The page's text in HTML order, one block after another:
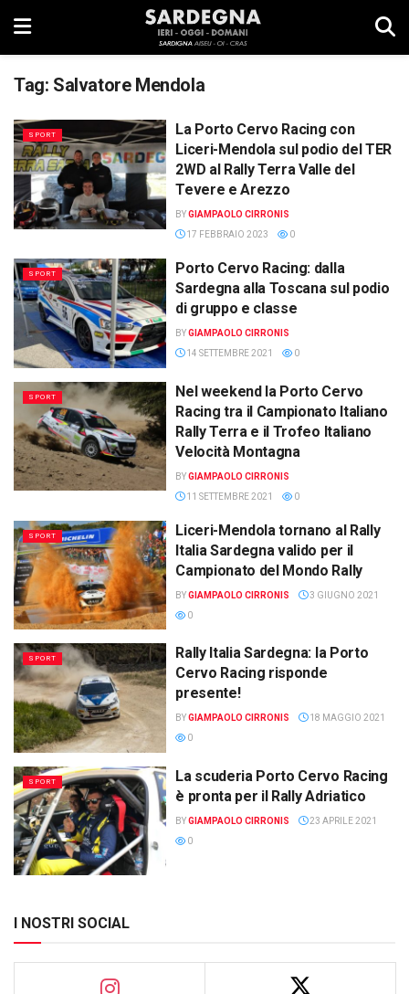
Tag: Salvatore Mendola
SPORT
La Porto Cervo Racing con
Liceri-Mendola sul podio del TER
2WD al Rally Terra Valle del
Tevere e Arezzo
BYGIAMPAOLO CIRRONIS
17 FEBBRAIO 2023
0
SPORT
Porto Cervo Racing: dalla
Sardegna alla Toscana sul podio
di gruppo e classe
BYGIAMPAOLO CIRRONIS
14 SETTEMBRE 2021
0
SPORT
Nel weekend la Porto Cervo
Racing tra il Campionato Italiano
Rally Terra e il Trofeo Italiano
Velocità Montagna
BYGIAMPAOLO CIRRONIS
11 SETTEMBRE 2021
0
SPORT
Liceri-Mendola tornano al Rally
Italia Sardegna valido per il
Campionato del Mondo Rally
BYGIAMPAOLO CIRRONIS
3 GIUGNO 2021
0
SPORT
Rally Italia Sardegna: la Porto
Cervo Racing risponde
presente!
BYGIAMPAOLO CIRRONIS
18 MAGGIO 2021
0
SPORT
La scuderia Porto Cervo Racing
è pronta per il Rally Adriatico
BYGIAMPAOLO CIRRONIS
23 APRILE 2021
0
I NOSTRI SOCIAL